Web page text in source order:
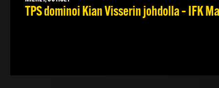
TPS dominoi Kian Visserin johdolla – IFK